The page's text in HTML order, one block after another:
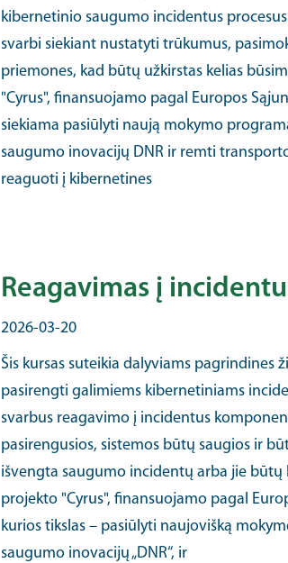
kibernetinio saugumo incidentus
svarbi siekiant nustatyti trūkumus,
priemones, kad būtų užkirstas kelias
"Cyrus", finansuojamo pagal Europos
siekiama pasiūlyti naują mokymo
saugumo inovacijų DNR ir remti
reaguoti į kibernetines
Reagavimas į
2026-03-20
Šis kursas suteikia dalyviams pagrindines
pasirengti galimiems kibernetiniams
svarbus reagavimo į incidentus
pasirengusios, sistemos būtų saugios ir
išvengta saugumo incidentų arba jie būtų
projekto "Cyrus", finansuojamo pagal
kurios tikslas – pasiūlyti naujovišką
saugumo inovacijų „DNR“, ir